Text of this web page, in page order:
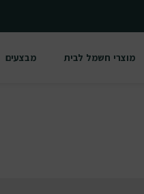
מוצרי חשמל לבית מבצעים